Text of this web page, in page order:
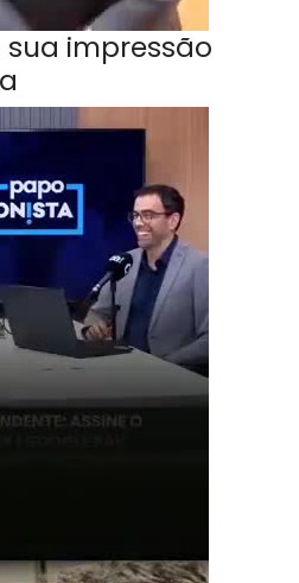
sua impressão